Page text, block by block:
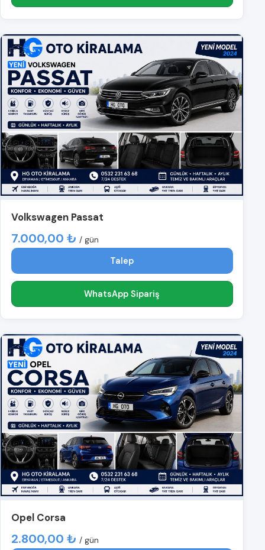
Volkswagen Passat
7.000,00 ₺ / gün
Talep
WhatsApp Sipariş
Opel Corsa
2.800,00 ₺ / gün